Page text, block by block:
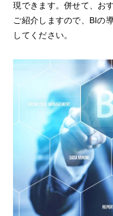
現できます。併せて、お
ご紹介しますので、BIの
してください。